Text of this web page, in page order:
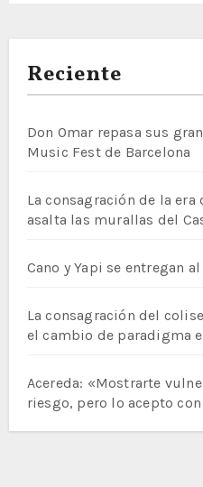
Reciente
Don Omar repasa sus
Music Fest de Barcelona
La consagración de la
asalta las murallas del
Cano y Yapi se entregan
La consagración del
el cambio de paradigma
Acereda: «Mostrarte
riesgo, pero lo acepto